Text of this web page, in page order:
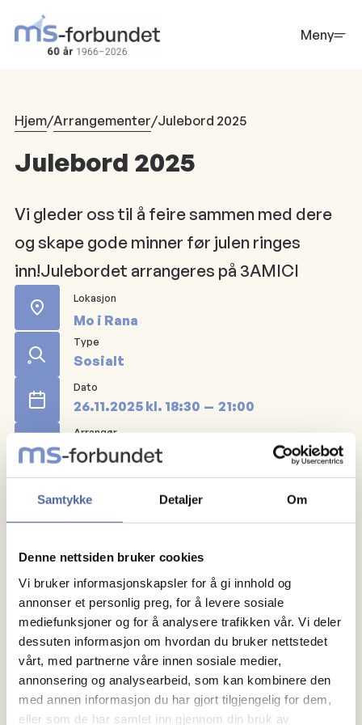
Samtykke Detaljer Om
Denne nettsiden bruker cookies
Vi bruker informasjonskapsler for å gi innhold og
annonser et personlig preg, for å levere sosiale
mediefunksjoner og for å analysere trafikken vår. Vi deler
dessuten informasjon om hvordan du bruker nettstedet
vårt, med partnerne våre innen sosiale medier,
annonsering og analysearbeid, som kan kombinere den
med annen informasjon du har gjort tilgjengelig for dem,
eller som de har samlet inn gjennom din bruk av
hovedinnhold
Meny
Hjem/Arrangementer/Julebord 2025
Julebord 2025
Vi gleder oss til å feire sammen med dere
og skape gode minner før julen ringes
inn!Julebordet arrangeres på 3AMICI
Lokasjon
Mo i Rana
Type
Sosialt
Dato
26.11.2025 kl. 18:30 21:00
Arrangør
Nordland MS-forening
Vi har gleden av å invitere dere til årets koseligste
og varme historier, og ikke minst – kjenne på
fellesskapet i førjulstiden.